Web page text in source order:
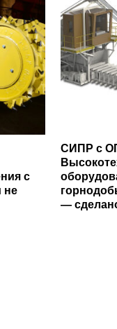
с
не
СИПР с
—